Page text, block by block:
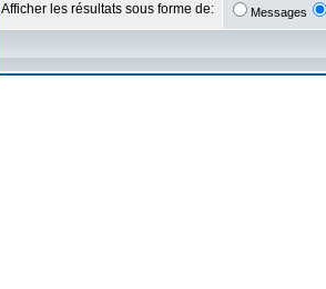
Afficher les résultats sous forme de: Messages